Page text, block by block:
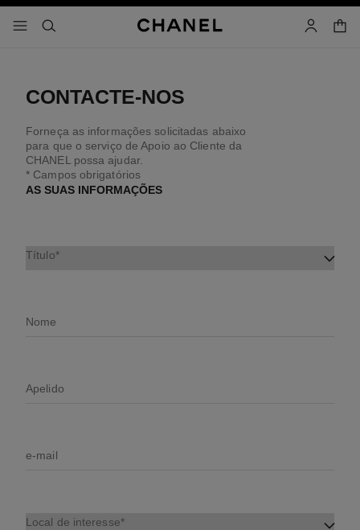
menu – navegação principal
- navegação principal
pesquisa conta
saco
CONTACTE-NOS
Forneça as informações solicitadas abaixo
para que o serviço de Apoio ao Cliente da
CHANEL possa ajudar.
* Campos obrigatórios
AS SUAS INFORMAÇÕES
Título
Nome
Apelido
e-mail
Local de interesse